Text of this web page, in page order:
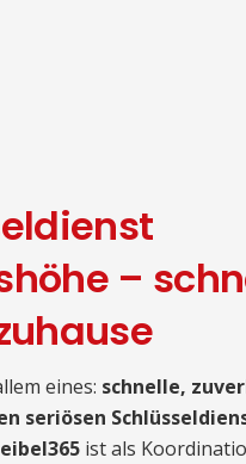
–
eines: schnelle,
seriösen
ist als